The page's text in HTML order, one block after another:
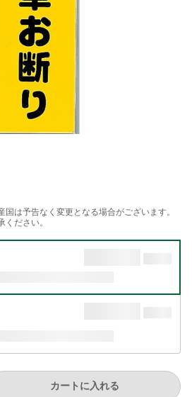
は予告なく変更となる場合がございます。
ださい。
カートに入れる